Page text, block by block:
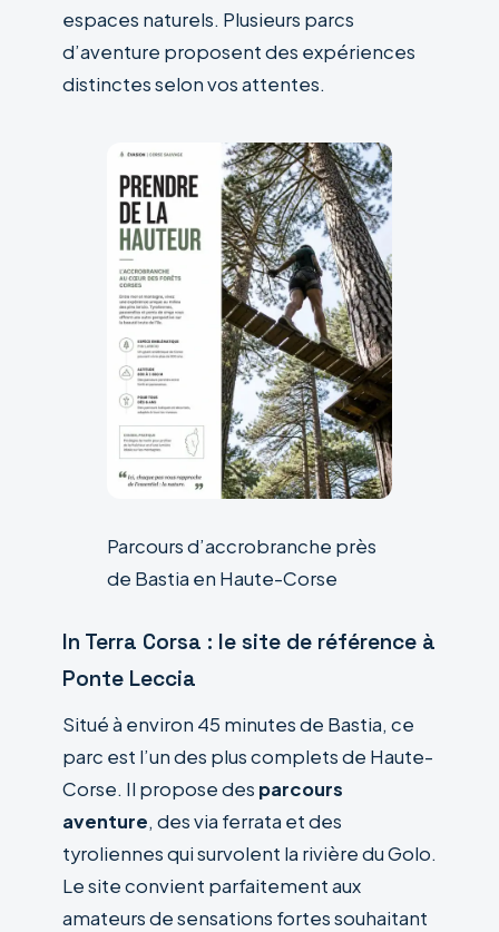
espaces naturels. Plusieurs parcs
d’aventure proposent des expériences
distinctes selon vos attentes.
Parcours d’accrobranche près
de Bastia en Haute-Corse
In Terra Corsa : le site de référence à
Ponte Leccia
Situé à environ 45 minutes de Bastia, ce
parc est l’un des plus complets de Haute-
Corse. Il propose des parcours
aventure, des via ferrata et des
tyroliennes qui survolent la rivière du Golo.
Le site convient parfaitement aux
amateurs de sensations fortes souhaitant